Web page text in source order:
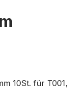
10St. für T001,